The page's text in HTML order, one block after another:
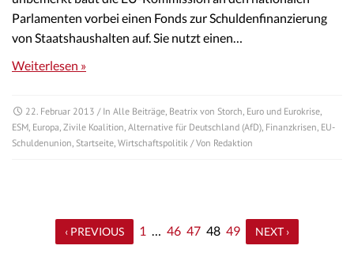
Parlamenten vorbei einen Fonds zur Schuldenfinanzierung
von Staatshaushalten auf. Sie nutzt einen…
Weiterlesen »
22. Februar 2013 / In Alle Beiträge, Beatrix von Storch, Euro und Eurokrise,
ESM, Europa, Zivile Koalition, Alternative für Deutschland (AfD), Finanzkrisen, EU-
Schuldenunion, Startseite, Wirtschaftspolitik / Von Redaktion
‹ PREVIOUS 1 … 46 47 48 49 NEXT ›